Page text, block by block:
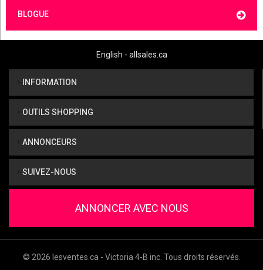
BLOGUE
English - allsales.ca
INFORMATION
OUTILS SHOPPING
ANNONCEURS
SUIVEZ-NOUS
ANNONCER AVEC NOUS
© 2026 lesventes.ca - Victoria 4-B inc. Tous droits réservés.